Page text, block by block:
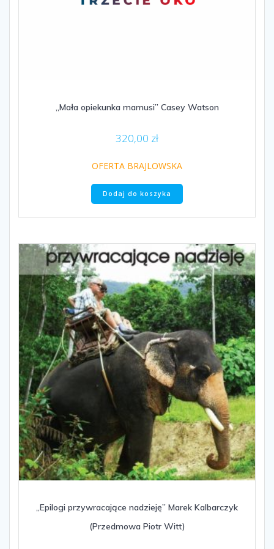
„Mała opiekunka mamusi” Casey Watson
320,00 zł
OFERTA BRAJLOWSKA
Dodaj do koszyka
„Epilogi przywracające nadzieję” Marek Kalbarczyk
(Przedmowa Piotr Witt)